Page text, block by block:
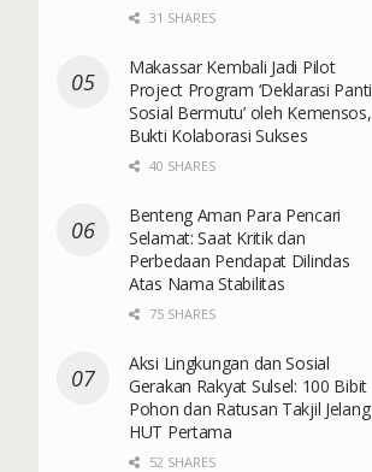
31 SHARES
Makassar Kembali Jadi Pilot
Project Program ‘Deklarasi Panti
Sosial Bermutu’ oleh Kemensos,
Bukti Kolaborasi Sukses
40 SHARES
Benteng Aman Para Pencari
Selamat: Saat Kritik dan
Perbedaan Pendapat Dilindas
Atas Nama Stabilitas
75 SHARES
Aksi Lingkungan dan Sosial
Gerakan Rakyat Sulsel: 100 Bibit
Pohon dan Ratusan Takjil Jelang
HUT Pertama
52 SHARES